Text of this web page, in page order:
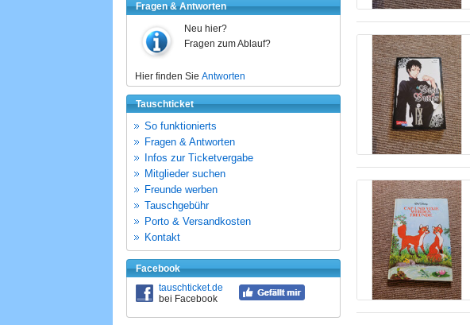
Fragen & Antworten
Neu hier?
Fragen zum Ablauf?
Hier finden Sie Antworten
Tauschticket
So funktionierts
Fragen & Antworten
Infos zur Ticketvergabe
Mitglieder suchen
Freunde werben
Tauschgebühr
Porto & Versandkosten
Kontakt
Facebook
tauschticket.de
bei Facebook